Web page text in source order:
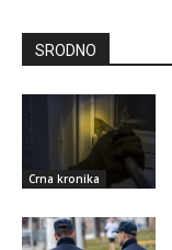
SRODNO
Crna kronika